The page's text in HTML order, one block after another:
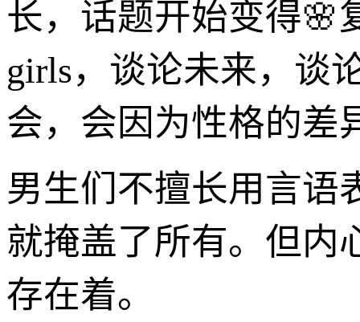
长，话题开始变得🌸
girls，谈论未来，谈
会，会因为性格的差
男生们不擅长用言语
就掩盖了所有。但内
存在着。